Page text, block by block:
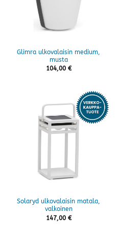
Glimra ulkovalaisin medium,
musta
104,00 €
Solaryd ulkovalaisin matala,
valkoinen
147,00 €